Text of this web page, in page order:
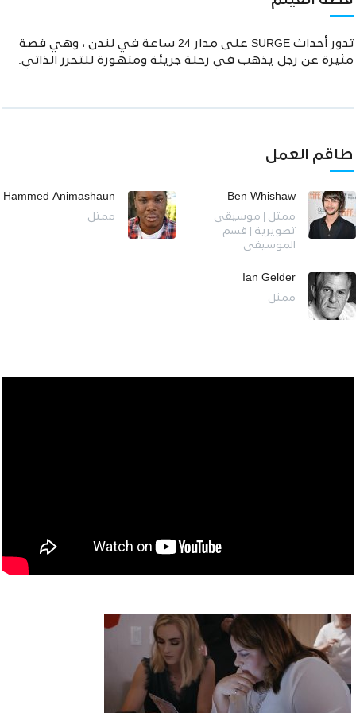
تدور أحداث SURGE على مدار 24 ساعة في لندن ، وهي قصة
مثيرة عن رجل يذهب في رحلة جريئة ومتهورة للتحرر الذاتي.
طاقم العمل
Ben Whishaw
ممثل | موسيقى
تصويرية | قسم
الموسيقى
Hammed Animashaun
ممثل
Ian Gelder
ممثل